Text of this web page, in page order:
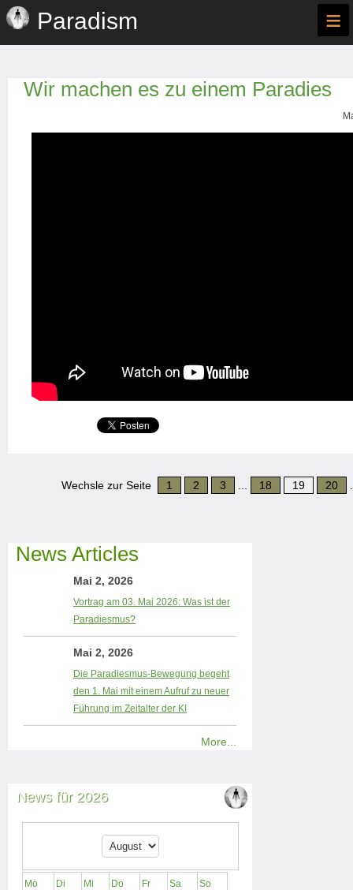
Paradism ≡
Wir machen es zu einem Paradies
Wechsle zur Seite 1 2 3 18 19 20
News Articles
Mai 2, 2026
Vortrag am 03. Mai 2026: Was ist der
Paradiesmus?
Mai 2, 2026
Die Paradiesmus-Bewegung begeht
den 1. Mai mit einem Aufruf zu neuer
Führung im Zeitalter der KI
More...
News für 2026
Mo Di Mi Do Fr Sa
So